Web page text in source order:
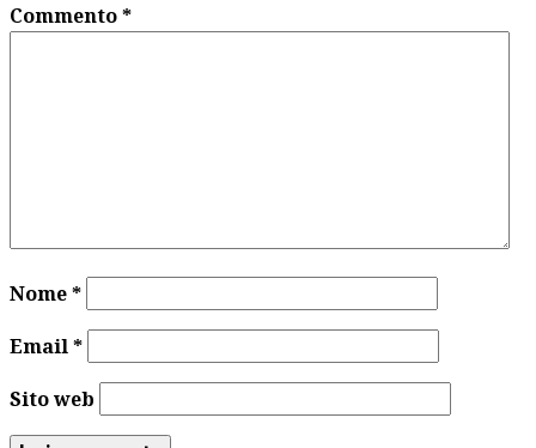
Commento*
Nome*
Email*
Sito web